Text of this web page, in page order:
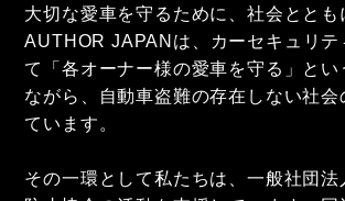
大切な愛車を守るために、社会ととも
AUTHOR JAPANは、カーセキュリテ
て「各オーナー様の愛車を守る」とい
ながら、自動車盗難の存在しない社会
ています。
その一環として私たちは、一般社団法